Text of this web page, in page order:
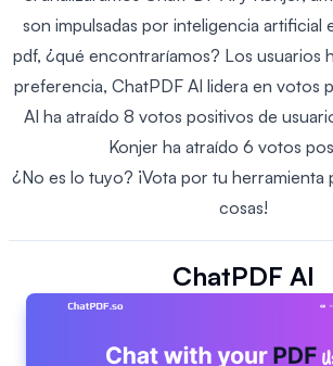
son impulsadas por inteligencia artificial
pdf, ¿qué encontraríamos? Los usuarios
preferencia, ChatPDF AI lidera en votos
AI ha atraído 8 votos positivos de
Konjer ha atraído 6 votos
¿No es lo tuyo? ¡Vota por tu herramienta
cosas!
ChatPDF AI